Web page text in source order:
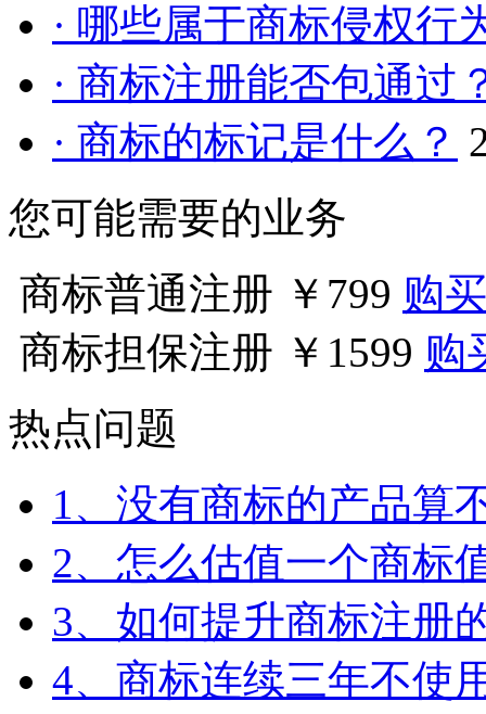
· 哪些属于商标侵权行
· 商标注册能否包通过
· 商标的标记是什么？
您可能需要的业务
商标普通注册 ￥799 购买
商标担保注册 ￥1599 购
热点问题
1、没有商标的产品算
2、怎么估值一个商标
3、如何提升商标注册
4、商标连续三年不使